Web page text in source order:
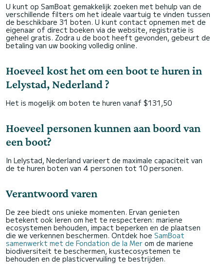
U kunt op SamBoat gemakkelijk zoeken met behulp van de
verschillende filters om het ideale vaartuig te vinden tussen
de beschikbare 31 boten. U kunt contact opnemen met de
eigenaar of direct boeken via de website, registratie is
geheel gratis. Zodra u de boot heeft gevonden, gebeurt de
betaling van uw booking volledig online.
Hoeveel kost het om een boot te huren in
Lelystad, Nederland ?
Het is mogelijk om boten te huren vanaf $131,50
Hoeveel personen kunnen aan boord van
een boot?
In Lelystad, Nederland varieert de maximale capaciteit van
de te huren boten van 4 personen tot 10 personen.
Verantwoord varen
De zee biedt ons unieke momenten. Ervan genieten
betekent ook leren om het te respecteren: mariene
ecosystemen behouden, impact beperken en de plaatsen
die we verkennen beschermen. Ontdek hoe SamBoat
samenwerkt met de Fondation de la Mer om de mariene
biodiversiteit te beschermen, kustecosystemen te
behouden en de plasticvervuiling te bestrijden.